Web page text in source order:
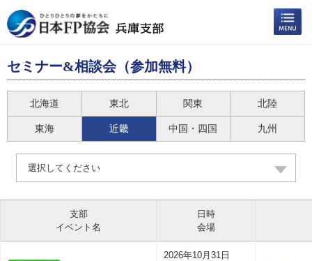
セミナー&相談会（参加無料）
北海道 東北 関東 北陸
東海 近畿 中国・四国 九州
選択してください
支部
イベント名
日時
会場
2026年10月31日